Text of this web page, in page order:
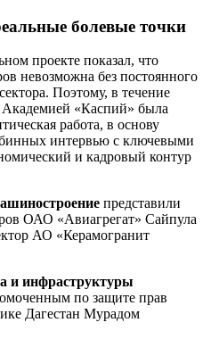
болевые точки
проекте показал, что
невозможна без постоянного
Поэтому, в течение
Академией «Каспий» была
работа, в основу
интервью с ключевыми
и кадровый контур
представили
ОАО «Авиагрегат» Сайпула
АО «Керамогранит
и инфраструктуры
по защите прав
Дагестан Мурадом